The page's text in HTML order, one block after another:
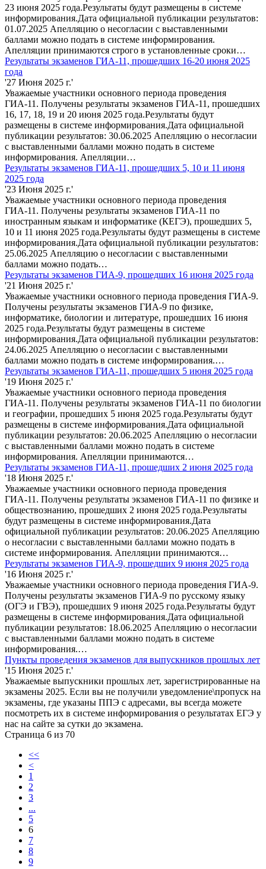
23 июня 2025 года.Результаты будут размещены в системе
информирования.Дата официальной публикации результатов:
01.07.2025 Апелляцию о несогласии с выставленными
баллами можно подать в системе информирования.
Апелляции принимаются строго в установленные сроки…
Результаты экзаменов ГИА-11, прошедших 16-20 июня 2025
года
'27 Июня 2025 г.'
Уважаемые участники основного периода проведения
ГИА-11. Получены результаты экзаменов ГИА-11, прошедших
16, 17, 18, 19 и 20 июня 2025 года.Результаты будут
размещены в системе информирования.Дата официальной
публикации результатов: 30.06.2025 Апелляцию о несогласии
с выставленными баллами можно подать в системе
информирования. Апелляции…
Результаты экзаменов ГИА-11, прошедших 5, 10 и 11 июня
2025 года
'23 Июня 2025 г.'
Уважаемые участники основного периода проведения
ГИА-11. Получены результаты экзаменов ГИА-11 по
иностранным языкам и информатике (КЕГЭ), прошедших 5,
10 и 11 июня 2025 года.Результаты будут размещены в системе
информирования.Дата официальной публикации результатов:
25.06.2025 Апелляцию о несогласии с выставленными
баллами можно подать…
Результаты экзаменов ГИА-9, прошедших 16 июня 2025 года
'21 Июня 2025 г.'
Уважаемые участники основного периода проведения ГИА-9.
Получены результаты экзаменов ГИА-9 по физике,
информатике, биологии и литературе, прошедших 16 июня
2025 года.Результаты будут размещены в системе
информирования.Дата официальной публикации результатов:
24.06.2025 Апелляцию о несогласии с выставленными
баллами можно подать в системе информирования.…
Результаты экзаменов ГИА-11, прошедших 5 июня 2025 года
'19 Июня 2025 г.'
Уважаемые участники основного периода проведения
ГИА-11. Получены результаты экзаменов ГИА-11 по биологии
и географии, прошедших 5 июня 2025 года.Результаты будут
размещены в системе информирования.Дата официальной
публикации результатов: 20.06.2025 Апелляцию о несогласии
с выставленными баллами можно подать в системе
информирования. Апелляции принимаются…
Результаты экзаменов ГИА-11, прошедших 2 июня 2025 года
'18 Июня 2025 г.'
Уважаемые участники основного периода проведения
ГИА-11. Получены результаты экзаменов ГИА-11 по физике и
обществознанию, прошедших 2 июня 2025 года.Результаты
будут размещены в системе информирования.Дата
официальной публикации результатов: 20.06.2025 Апелляцию
о несогласии с выставленными баллами можно подать в
системе информирования. Апелляции принимаются…
Результаты экзаменов ГИА-9, прошедших 9 июня 2025 года
'16 Июня 2025 г.'
Уважаемые участники основного периода проведения ГИА-9.
Получены результаты экзаменов ГИА-9 по русскому языку
(ОГЭ и ГВЭ), прошедших 9 июня 2025 года.Результаты будут
размещены в системе информирования.Дата официальной
публикации результатов: 18.06.2025 Апелляцию о несогласии
с выставленными баллами можно подать в системе
информирования.…
Пункты проведения экзаменов для выпускников прошлых лет
'15 Июня 2025 г.'
Уважаемые выпускники прошлых лет, зарегистрированные на
экзамены 2025. Если вы не получили уведомление\пропуск на
экзамены, где указаны ППЭ с адресами, вы всегда можете
посмотреть их в системе информирования о результатах ЕГЭ у
нас на сайте за сутки до экзамена.
Страница 6 из 70
<<
<
1
2
3
...
5
6
7
8
9